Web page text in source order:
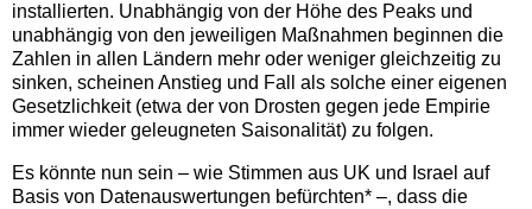
installierten. Unabhängig von der Höhe des Peaks und
unabhängig von den jeweiligen Maßnahmen beginnen die
Zahlen in allen Ländern mehr oder weniger gleichzeitig zu
sinken, scheinen Anstieg und Fall als solche einer eigenen
Gesetzlichkeit (etwa der von Drosten gegen jede Empirie
immer wieder geleugneten Saisonalität) zu folgen.
Es könnte nun sein – wie Stimmen aus UK und Israel auf
Basis von Datenauswertungen befürchten* –, dass die